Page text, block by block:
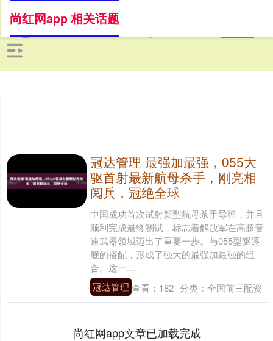
尚红网app 相关话题
冠达管理 最强加最强，055大
驱首射最新航母杀手，刚亮相
阅兵，冠绝全球
中国成功首次试射新型航母杀手导弹，并且
顺利完成最终测试，标志着解放军在高超音
速武器领域迈出了重要一步。与055型驱逐
舰的搭配，形成了强大的最强加最强的组
合。这一....
冠达管理 查看： 182 分类： 全国前三配资
尚红网app文章已加载完成